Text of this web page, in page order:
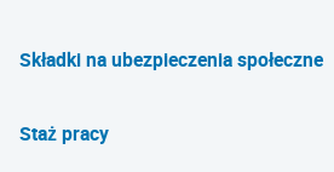
Składki na ubezpieczenia społeczne
Staż pracy